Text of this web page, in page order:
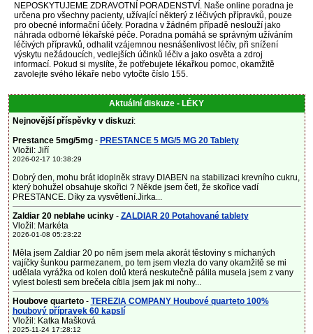
NEPOSKYTUJEME ZDRAVOTNÍ PORADENSTVÍ. Naše online poradna je
určena pro všechny pacienty, užívající některý z léčivých přípravků, pouze
pro obecné informační účely. Poradna v žádném případě neslouží jako
náhrada odborné lékařské péče. Poradna pomáhá se správným užíváním
léčivých přípravků, odhalit vzájemnou nesnášenlivost léčiv, při snížení
výskytu nežádoucích, vedlejších účinků léčiv a jako osvěta a zdroj
informací. Pokud si myslíte, že potřebujete lékařkou pomoc, okamžitě
zavolejte svého lékaře nebo vytočte číslo 155.
Aktuální diskuze - LÉKY
Nejnovější příspěvky v diskuzi:
Prestance 5mg/5mg- PRESTANCE 5 MG/5 MG 20 Tablety
Vložil: Jiří
2026-02-17 10:38:29
Dobrý den, mohu brát idoplněk stravy DIABEN na stabilizaci krevního cukru,
který bohužel obsahuje skořici ? Někde jsem četl, že skořice vadí
PRESTANCE. Díky za vysvětlení.Jirka...
Zaldiar 20 neblahe ucinky- ZALDIAR 20 Potahované tablety
Vložil: Markéta
2026-01-08 05:23:22
Měla jsem Zaldiar 20 po něm jsem mela akorát těstoviny s míchaných
vajíčky šunkou parmezanem, po tem jsem vlezla do vany okamžitě se mi
udělala vyrážka od kolen dolů která neskutečně pálila musela jsem z vany
vylest bolesti sem brečela cítila jsem jak mi nohy...
Houbove quarteto- TEREZIA COMPANY Houbové quarteto 100%
houbový přípravek 60 kapslí
Vložil: Katka Mašková
2025-11-24 17:28:12